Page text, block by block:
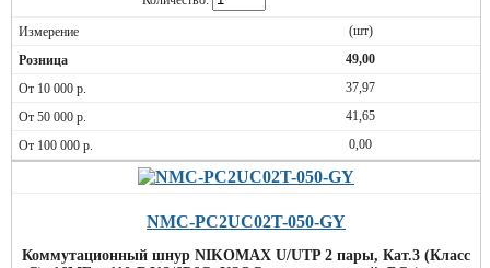
(шт)
49,00
37,97
41,65
0,00
NMC-PC2UC02T-050-GY
Коммутационный шнур NIKOMAX U/UTP 2 пары, Кат.3 (Класс